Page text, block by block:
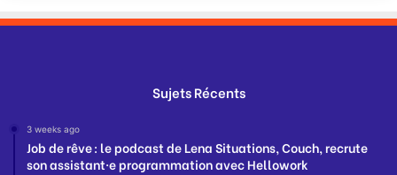
Sujets Récents
3 weeks ago
Job de rêve : le podcast de Lena Situations, Couch, recrute
son assistant·e programmation avec Hellowork